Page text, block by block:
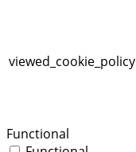
viewed_cookie_policy
Functional